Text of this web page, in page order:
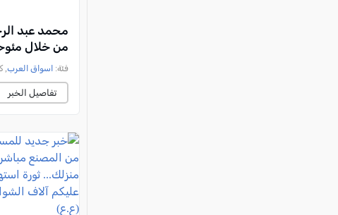
محمد عبد
من خلال
فئة: اسواق العرب, كل
تفاصيل الخبر